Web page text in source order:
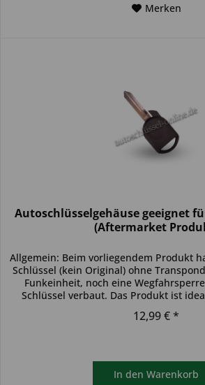
Merken
Autoschlüsselgehäuse geeignet
(Aftermarket
Allgemein: Beim vorliegendem Produkt
Schlüssel (kein Original) ohne
Funkeinheit, noch eine
Schlüssel verbaut. Das Produkt ist
12,99 € *
In den Warenkorb